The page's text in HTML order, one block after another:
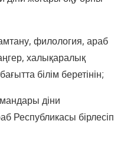
филология, араб
халықаралық
білім беретінін;
діни
Республикасы бірлесіп